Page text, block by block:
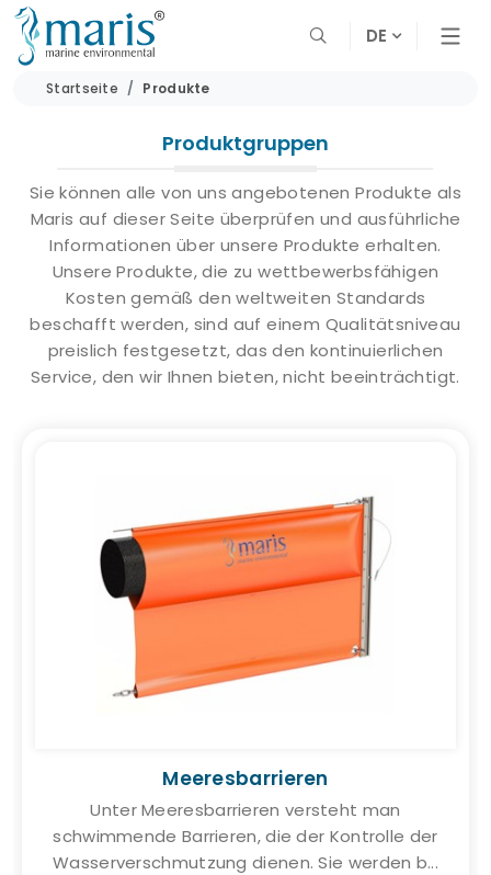
DE
Startseite Produkte
Produktgruppen
Sie können alle von uns angebotenen Produkte als
Maris auf dieser Seite überprüfen und ausführliche
Informationen über unsere Produkte erhalten.
Unsere Produkte, die zu wettbewerbsfähigen
Kosten gemäß den weltweiten Standards
beschafft werden, sind auf einem Qualitätsniveau
preislich festgesetzt, das den kontinuierlichen
Service, den wir Ihnen bieten, nicht beeinträchtigt.
Meeresbarrieren
Unter Meeresbarrieren versteht man
schwimmende Barrieren, die der Kontrolle der
Wasserverschmutzung dienen. Sie werden b...